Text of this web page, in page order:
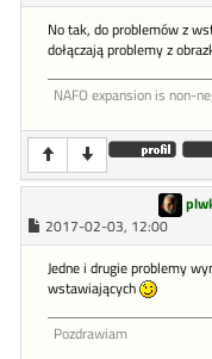
No tak, do problemów z
dołączają problemy z
NAFO expansion is non-
2017-02-03, 12:00
Jedne i drugie problemy
wstawiających
Pozdrawiam